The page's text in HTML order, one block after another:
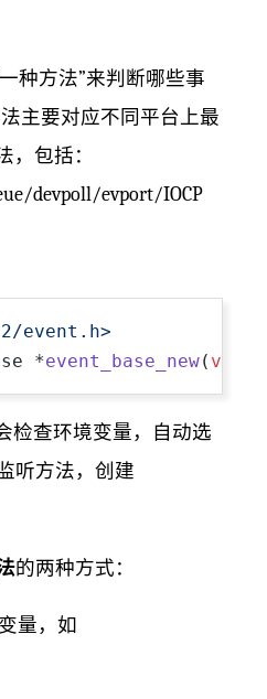
种方法”来判断哪些事
主要对应不同平台上最
，包括：
devpoll/evport/IOCP
event.h>
*event_base_new( void
检查环境变量，自动选
听方法，创建
的两种方式：
量，如